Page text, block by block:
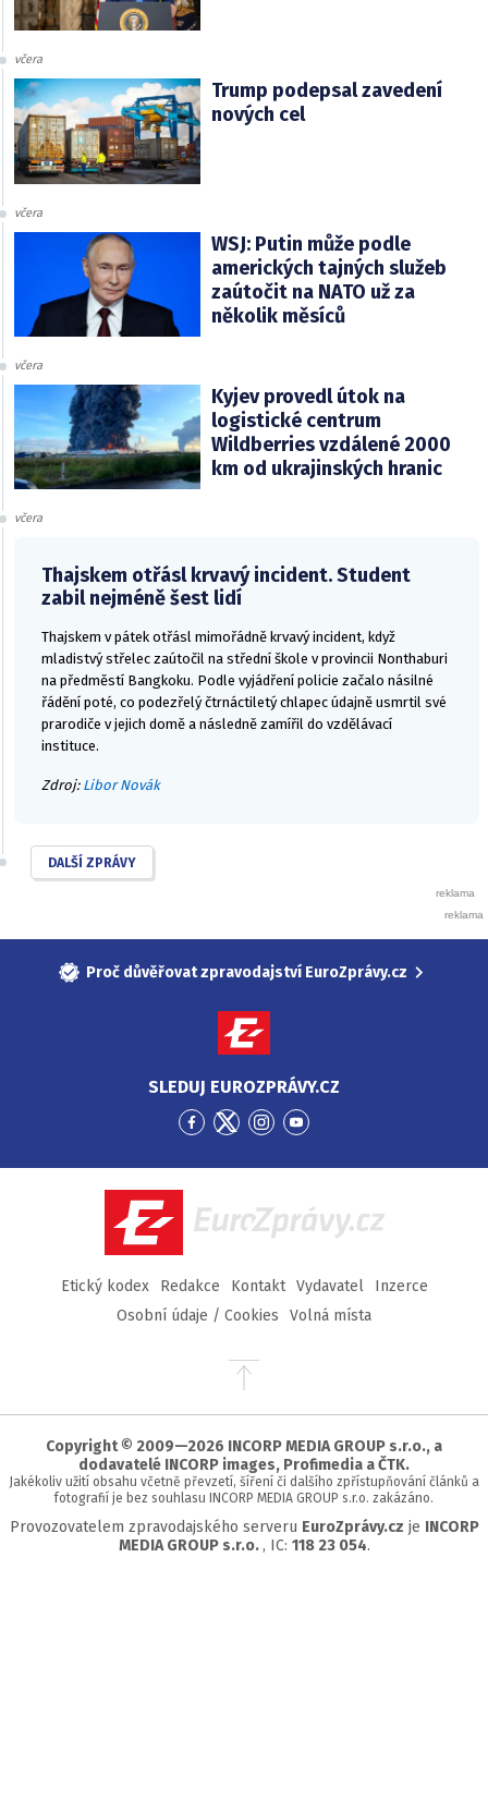
včera
Trump podepsal zavedení
nových cel
včera
WSJ: Putin může podle
amerických tajných služeb
zaútočit na NATO už za
několik měsíců
včera
Kyjev provedl útok na
logistické centrum
Wildberries vzdálené 2000
km od ukrajinských hranic
včera
Thajskem otřásl krvavý incident. Student
zabil nejméně šest lidí
Thajskem v pátek otřásl mimořádně krvavý incident, když
mladistvý střelec zaútočil na střední škole v provincii Nonthaburi
na předměstí Bangkoku. Podle vyjádření policie začalo násilné
řádění poté, co podezřelý čtrnáctiletý chlapec údajně usmrtil své
prarodiče v jejich domě a následně zamířil do vzdělávací
instituce.
Zdroj: Libor Novák
DALŠÍ ZPRÁVY
Proč důvěřovat zpravodajství EuroZprávy.cz
SLEDUJ EUROZPRÁVY.CZ
Přejít
Facebook
Přejít
Twitter
Přejít
Instagram
Přejít
YouTube
EuroZprávy.cz
Etický kodex Redakce Kontakt Vydavatel
Inzerce
Osobní údaje / Cookies
Volná místa
Přejít
stránky
Copyright © 2009—2026 INCORP MEDIA GROUP s.r.o., a
dodavatelé INCORP images, Profimedia a ČTK.
Jakékoliv užití obsahu včetně převzetí, šíření či dalšího zpřístupňování článků a
fotografií je bez souhlasu INCORP MEDIA GROUP s.r.o. zakázáno.
Provozovatelem zpravodajského serveru EuroZprávy.cz je INCORP
MEDIA GROUP s.r.o. , IC: 118 23 054.